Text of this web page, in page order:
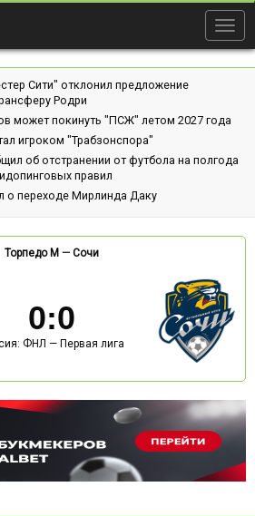
Сити" отклонил предложение
Родри
может покинуть "ПСЖ" летом 2027 года
игроком "Трабзонспора"
об отстранении от футбола на полгода
правил
о переходе Мирлинда Даку
Торпедо М — Сочи
0:0
ФНЛ — Первая лига